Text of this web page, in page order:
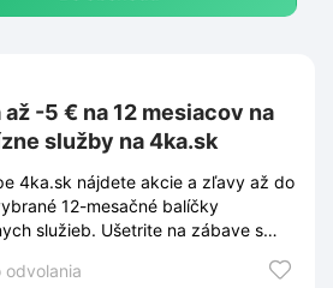
-5 € na 12 mesiacov na
služby na 4ka.sk
4ka.sk nájdete akcie a zľavy až do
12-mesačné balíčky
služieb. Ušetrite na zábave s
odvolania